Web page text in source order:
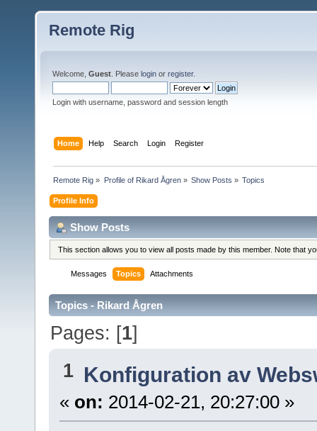
Remote Rig
Welcome, Guest . Please login or register.
Login with username, password and session length
Home Help Search Login Register
Remote Rig » Profile of Rikard Ågren» Show Posts » Topics
Profile Info
Show Posts
This section allows you to view all posts made by this member. Note that
Messages Topics Attachments
Topics - Rikard Ågren
Pages: [1]
1 Konfiguration av
« on: 2014-02-21, 20:27:00 »